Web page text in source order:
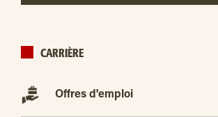
CARRIÈRE
Offres d'emploi